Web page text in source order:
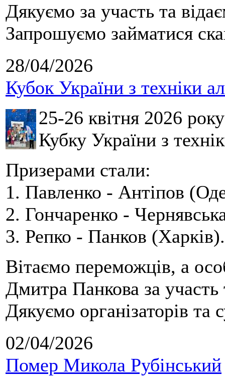
Дякуємо за участь та
Запрошуємо займатися
28/04/2026
Кубок України з техніки
25-26 квітня 2026
Кубку України з
Призерами стали:
1. Павленко - Антіпов
2. Гончаренко -
3. Репко - Панков (Харків).
Вітаємо переможців, а
Дмитра Панкова за
Дякуємо організаторів та
02/04/2026
Помер Микола Рубінський